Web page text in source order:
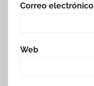
Correo electrónico
Web